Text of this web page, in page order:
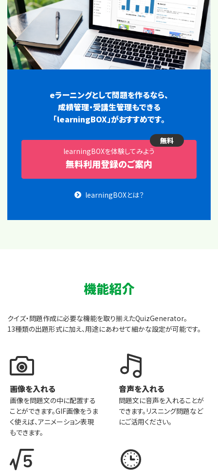
eラーニングとして問題を作るなら、
成績管理・受講生管理もできる
「learningBOX」がおすすめです。
learningBOXを体験してみよう
無料利用登録のご案内
無料
learningBOXとは？
機能紹介
クイズ・問題作成に必要な機能を取り揃えたQuizGenerator。
13種類の出題形式に加え、用途にあわせて細かな設定が可能です。
画像を入れる
画像を問題文の中に配置する
ことができます。GIF画像をうま
く使えば、アニメーション表現
もできます。
音声を入れる
問題文に音声を入れることが
できます。リスニング問題など
にご活用ください。